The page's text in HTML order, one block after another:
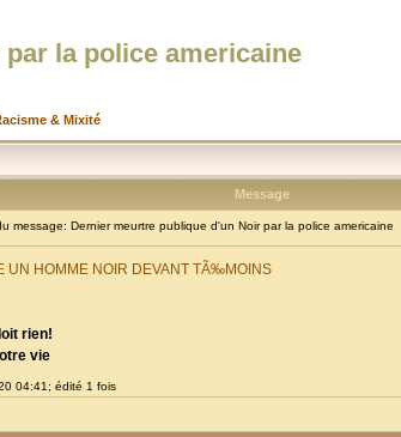
la police americaine
& Mixité
Message
message: Dernier meurtre publique d'un Noir par la police americaine
UN HOMME NOIR DEVANT TÃ‰MOINS
rien!
vie
04:41; édité 1 fois